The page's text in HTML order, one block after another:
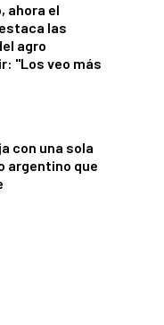
ahora el
las
agro
"Los veo más
con una sola
argentino que